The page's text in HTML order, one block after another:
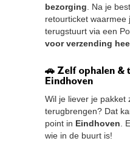
bezorging . Na je
retourticket waarmee
terugstuurt via een
voor verzending
🚗 Zelf ophalen &
Eindhoven
Wil je liever je pakket
terugbrengen? Dat
point in Eindhoven .
wie in de buurt is!